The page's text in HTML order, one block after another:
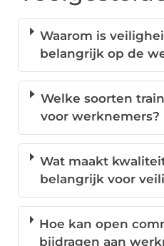
Waarom is
belangrijk op de
Welke soorten
voor werknemers?
Wat maakt
belangrijk voor
Hoe kan open
bijdragen aan